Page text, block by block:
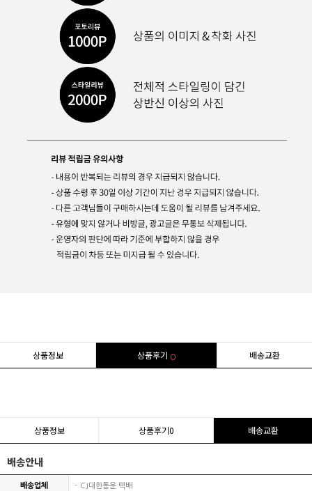
상품정보 상품후기 0 배송교환
상품정보 상품후기0 배송교환
배송안내
배송업체 CJ대한통운 택배